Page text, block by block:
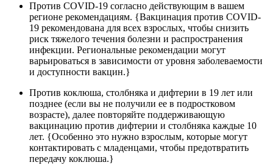
Против COVID-19 согласно действующим в вашем
регионе рекомендациям. {Вакцинация против COVID-
19 рекомендована для всех взрослых, чтобы снизить
риск тяжелого течения болезни и распространения
инфекции. Региональные рекомендации могут
варьироваться в зависимости от уровня заболеваемости
и доступности вакцин.}
Против коклюша, столбняка и дифтерии в 19 лет или
позднее (если вы не получили ее в подростковом
возрасте), далее повторяйте поддерживающую
вакцинацию против дифтерии и столбняка каждые 10
лет. {Особенно это нужно взрослым, которые могут
контактировать с младенцами, чтобы предотвратить
передачу коклюша.}